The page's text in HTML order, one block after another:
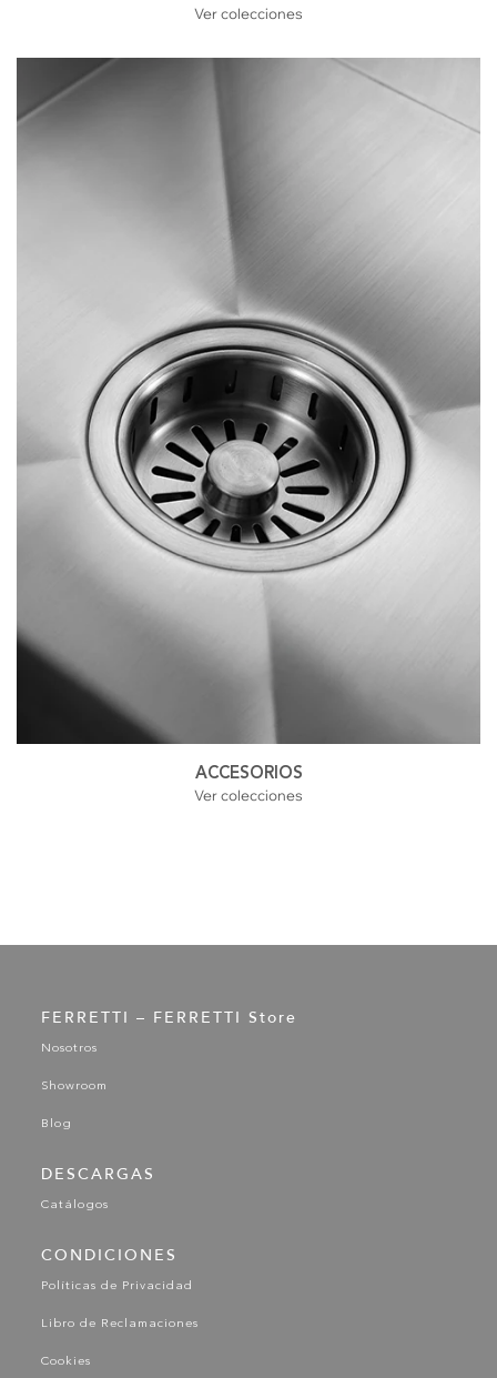
Ver colecciones
ACCESORIOS
Ver colecciones
FERRETTI – FERRETTI Store
Nosotros
Showroom
Blog
DESCARGAS
Catálogos
CONDICIONES
Políticas de Privacidad
Libro de Reclamaciones
Cookies